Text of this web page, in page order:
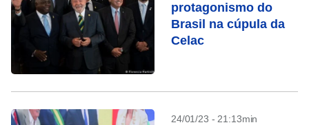
protagonismo do
Brasil na cúpula da
Celac
24/01/23 - 21:13min